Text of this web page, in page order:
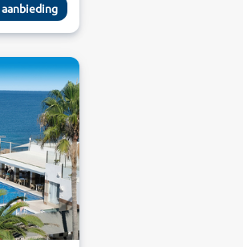
aanbieding